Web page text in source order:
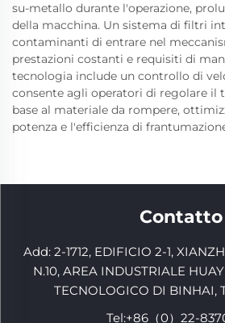
su-metallo durante l'operazione,
della macchina. Un sistema di filtri
contaminanti di entrare nel
prestazioni costanti e requisiti di
tecnologia include un controllo di
consente agli operatori di regolare il
base al materiale da rompere,
potenza e l'efficienza di
Contatto
Add: 2-1712, EDIFICIO 2-1,
N.10, AREA INDUSTRIALE
TECNOLOGICO DI BINHAI,
Tel:+86（0）22-